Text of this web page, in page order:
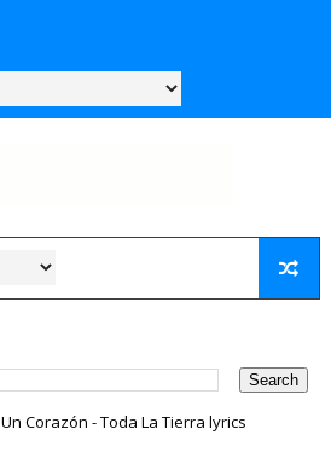
Un Corazón - Toda La Tierra lyrics